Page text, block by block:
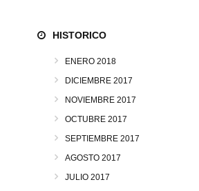
HISTORICO
ENERO 2018
DICIEMBRE 2017
NOVIEMBRE 2017
OCTUBRE 2017
SEPTIEMBRE 2017
AGOSTO 2017
JULIO 2017